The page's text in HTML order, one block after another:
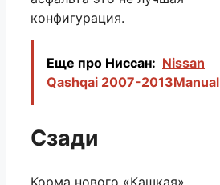
конфигурация.
Еще про Ниссан: Nissan
Qashqai 2007-2013Manual
Сзади